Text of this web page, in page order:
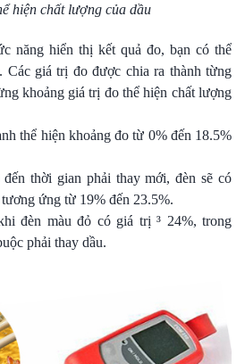
hiện chất lượng của dầu
năng hiển thị kết quả đo, bạn có thể
Các giá trị đo được chia ra thành từng
khoảng giá trị đo thể hiện chất lượng
thể hiện khoảng đo từ 0% đến 18.5%
thời gian phải thay mới, đèn sẽ có
ứng từ 19% đến 23.5%.
đèn màu đỏ có giá trị ³ 24%, trong
phải thay dầu.